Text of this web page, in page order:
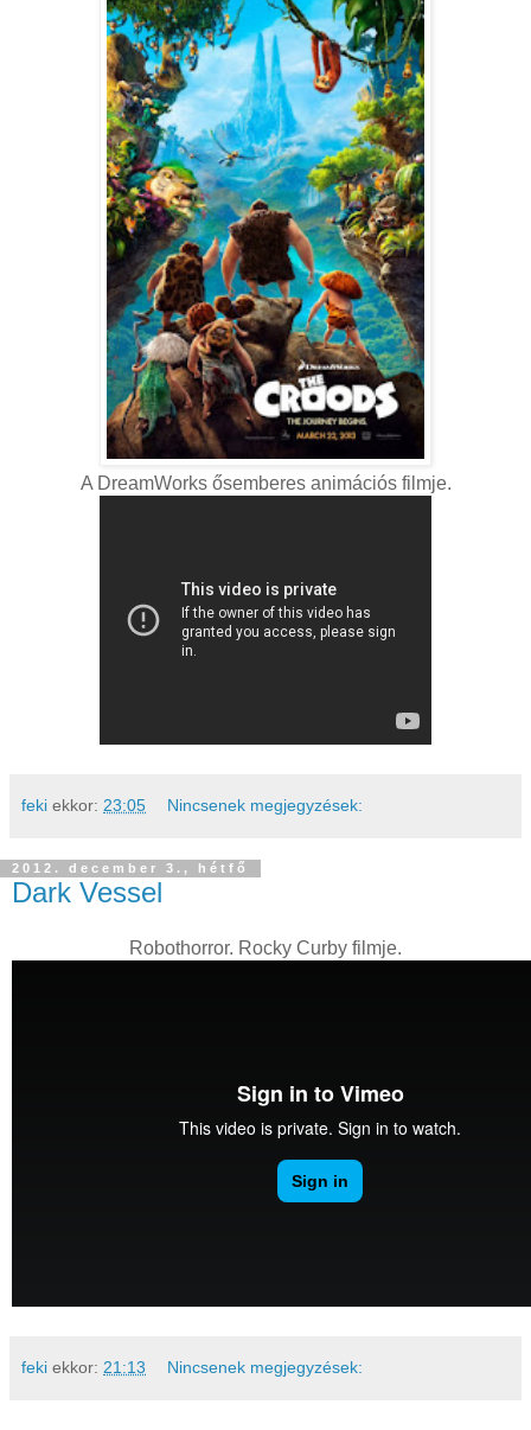
A DreamWorks ősemberes animációs filmje.
feki ekkor: 23:05 Nincsenek megjegyzések:
2012. december 3., hétfő
Dark Vessel
Robothorror. Rocky Curby filmje.
feki ekkor: 21:13 Nincsenek megjegyzések: